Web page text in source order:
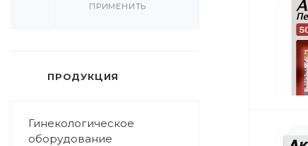
ПРИМЕНИТЬ
ПРОДУКЦИЯ
Гинекологическое
оборудование